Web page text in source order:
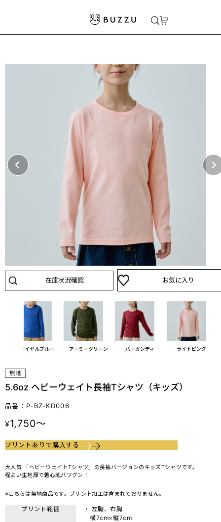
5.6oz ヘビーウェイト長袖Tシャツ（キッズ）
在庫状況確認 お気に入り
ロイヤルブルー アーミーグリーン バーガンディ ライトピンク
5.6oz ヘビーウェイト長袖Tシャツ（キッズ）
品番：P-BZ-KD006
¥1,750～
プリントありで購入する
大人気 「ヘビーウェイトTシャツ」の長袖バージョンのキッズTシャツです。
程よい生地厚で着心地バツグン！
※こちらは無地商品です。プリント加工は含まれておりません。
プリント範囲
・ 左胸、右胸
横7cm×縦7cm